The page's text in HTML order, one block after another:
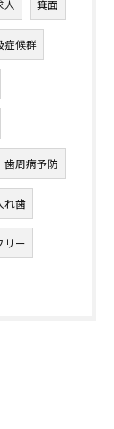
人 箕面
症候群
歯周病予防
れ歯
リー